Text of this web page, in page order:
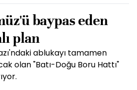
baypas eden
plan
ablukayı tamamen
olan "Batı-Doğu Boru Hattı"